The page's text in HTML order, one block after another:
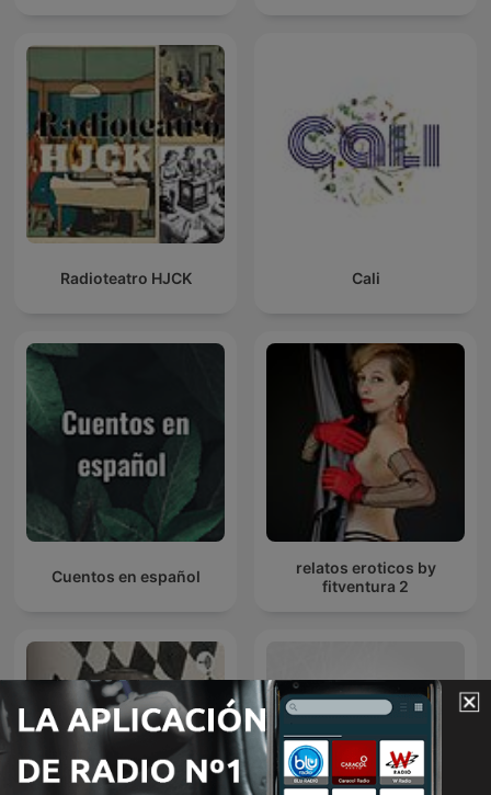
Radioteatro HJCK Cali
Cuentos en español
relatos eroticos by
fitventura 2